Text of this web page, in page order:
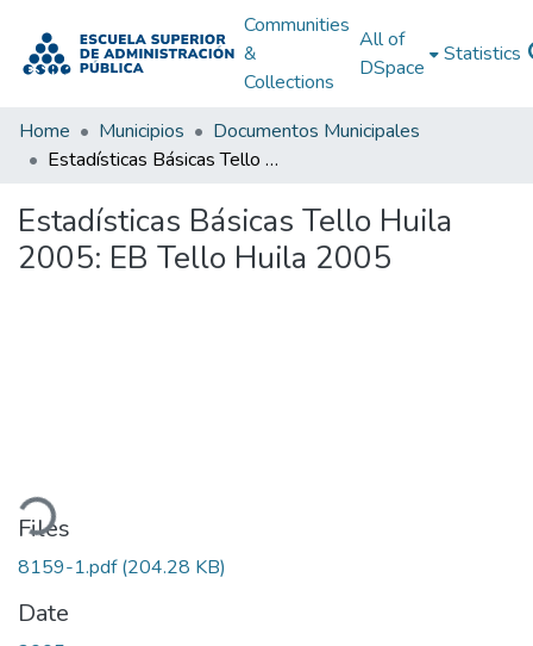
Communities
&
Collections
All of
DSpace
Statistics
Home Municipios
Documentos Municipales
Estadísticas Básicas Tello Huila 2005: EB Tello Huila 2005
Estadísticas Básicas Tello Huila
2005: EB Tello Huila 2005
Files
8159-1.pdf(204.28 KB)
Date